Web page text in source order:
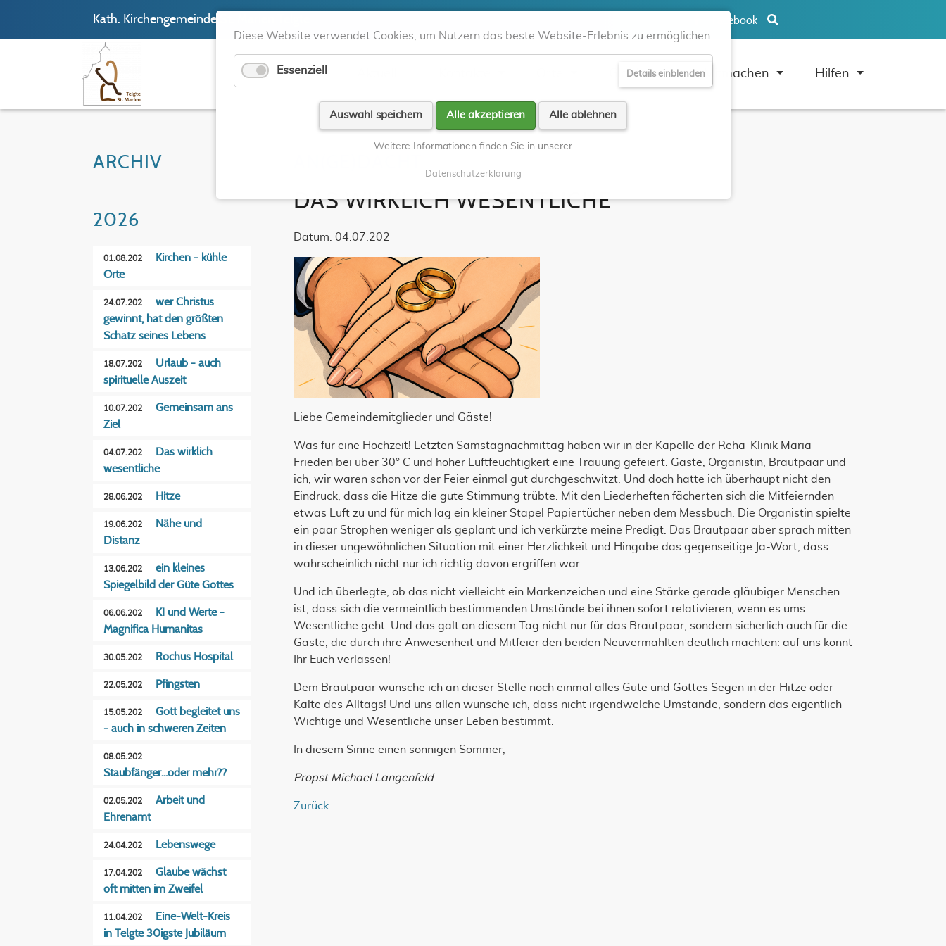
Kath. Kirchengemeinde St. Marien Telgte Facebook
Glauben Mitmachen Hilfen
DAS WIRKLICH WESENTLICHE
Datum: 04.07.202
Liebe Gemeindemitglieder und Gäste!
Was für eine Hochzeit! Letzten Samstagnachmittag haben wir in der Kapelle der Reha-Klinik Maria
Frieden bei über 30° C und hoher Luftfeuchtigkeit eine Trauung gefeiert. Gäste, Organistin, Brautpaar und
ich, wir waren schon vor der Feier einmal gut durchgeschwitzt. Und doch hatte ich überhaupt nicht den
Eindruck, dass die Hitze die gute Stimmung trübte. Mit den Liederheften fächerten sich die Mitfeiernden
etwas Luft zu und für mich lag ein kleiner Stapel Papiertücher neben dem Messbuch. Die Organistin spielte
ein paar Strophen weniger als geplant und ich verkürzte meine Predigt. Das Brautpaar aber sprach mitten
in dieser ungewöhnlichen Situation mit einer Herzlichkeit und Hingabe das gegenseitige Ja-Wort, dass
wahrscheinlich nicht nur ich richtig davon ergriffen war.
Und ich überlegte, ob das nicht vielleicht ein Markenzeichen und eine Stärke gerade gläubiger Menschen
ist, dass sich die vermeintlich bestimmenden Umstände bei ihnen sofort relativieren, wenn es ums
Wesentliche geht. Und das galt an diesem Tag nicht nur für das Brautpaar, sondern sicherlich auch für die
Gäste, die durch ihre Anwesenheit und Mitfeier den beiden Neuvermählten deutlich machten: auf uns könnt
Ihr Euch verlassen!
Dem Brautpaar wünsche ich an dieser Stelle noch einmal alles Gute und Gottes Segen in der Hitze oder
Kälte des Alltags! Und uns allen wünsche ich, dass nicht irgendwelche Umstände, sondern das eigentlich
Wichtige und Wesentliche unser Leben bestimmt.
In diesem Sinne einen sonnigen Sommer,
Propst Michael Langenfeld
Zurück
ARCHIV
2026
01.08.202
Kirchen - kühle
Orte
24.07.202
wer Christus
gewinnt, hat den größten
Schatz seines Lebens
18.07.202
Urlaub - auch
spirituelle Auszeit
10.07.202
Gemeinsam ans
Ziel
04.07.202
Das wirklich
wesentliche
28.06.202 Hitze
19.06.202
Nähe und
Distanz
13.06.202
ein kleines
Spiegelbild der Güte Gottes
06.06.202
KI und Werte -
Magnifica Humanitas
30.05.202 Rochus Hospital
22.05.202 Pfingsten
15.05.202
Gott begleitet uns
- auch in schweren Zeiten
08.05.202
Staubfänger...oder mehr??
02.05.202
Arbeit und
Ehrenamt
24.04.202 Lebenswege
17.04.202
Glaube wächst
oft mitten im Zweifel
11.04.202
Eine-Welt-Kreis
in Telgte 30igste Jubiläum
Diese Website verwendet Cookies, um Nutzern das beste Website-Erlebnis zu ermöglichen.
Essenziell Details einblenden
Auswahl speichern Alle akzeptieren Alle ablehnen
Weitere Informationen finden Sie in unserer
Datenschutzerklärung